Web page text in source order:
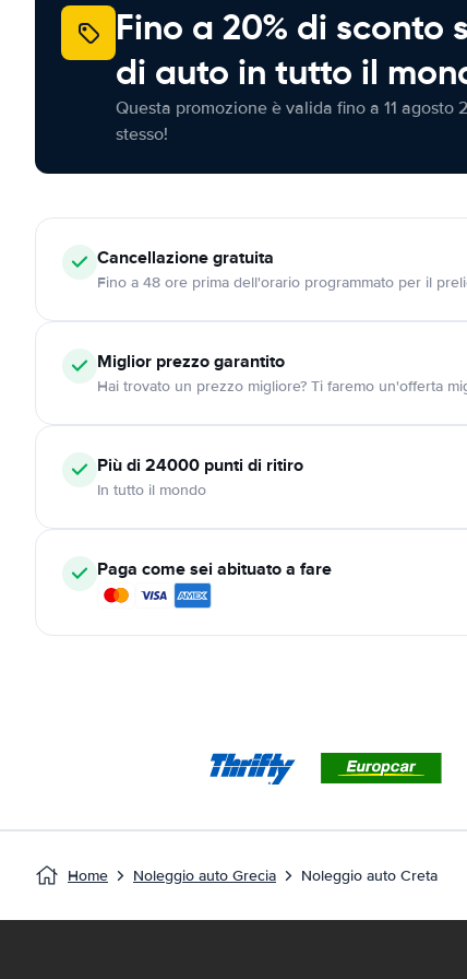
Fino a 20% di sconto
di auto in tutto il
Questa promozione è valida fino a 11 agosto
stesso!
Cancellazionegratuita
Fino a 48 ore prima dell'orario programmato per il
Miglior prezzo garantito
Hai trovato un prezzo migliore? Ti faremo un'offerta
Più di 24000 punti di ritiro
In tutto il mondo
Paga come sei abituato a fare
Home Noleggio auto Grecia Noleggio auto Creta